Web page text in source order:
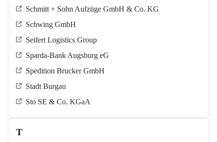
Schmitt + Sohn Aufzüge GmbH & Co. KG
Schwing GmbH
Seifert Logistics Group
Sparda-Bank Augsburg eG
Spedition Brucker GmbH
Stadt Burgau
Sto SE & Co. KGaA
T